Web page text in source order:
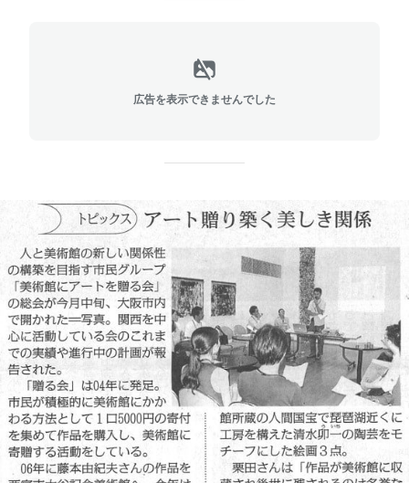
広告を表示できませんでした